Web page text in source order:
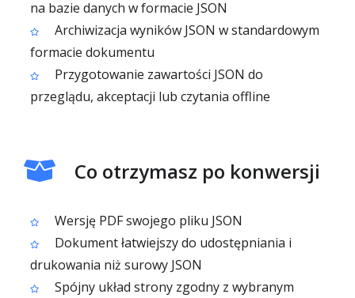
na bazie danych w formacie JSON
Archiwizacja wyników JSON w standardowym
formacie dokumentu
Przygotowanie zawartości JSON do
przeglądu, akceptacji lub czytania offline
Co otrzymasz po konwersji
Wersję PDF swojego pliku JSON
Dokument łatwiejszy do udostępniania i
drukowania niż surowy JSON
Spójny układ strony zgodny z wybranym